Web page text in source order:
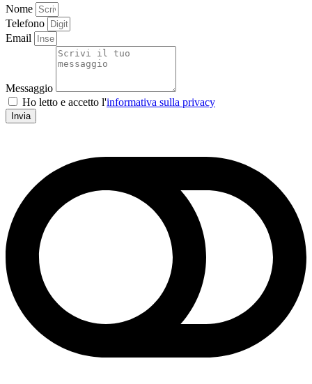
Nome
Telefono
Email
Messaggio
Ho letto e accetto l'informativa sulla privacy
Invia